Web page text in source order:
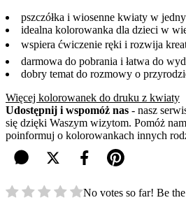
pszczółka i wiosenne kwiaty w
idealna kolorowanka dla dzieci w
wspiera ćwiczenie ręki i rozwija
darmowa do pobrania i łatwa do
dobry temat do rozmowy o
Więcej kolorowanek do druku z kwiaty
Udostępnij i wspomóż nas - nasz
się dzięki Waszym wizytom. Pomóż
poinformuj o kolorowankach innych
No votes so far! Be